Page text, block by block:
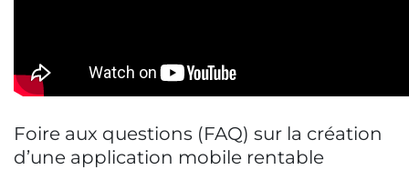
Foire aux questions (FAQ) sur la création
d’une application mobile rentable